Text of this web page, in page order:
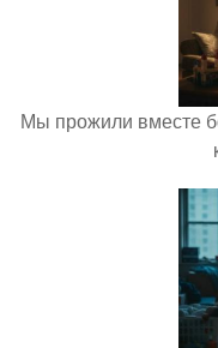
Мы прожили вместе